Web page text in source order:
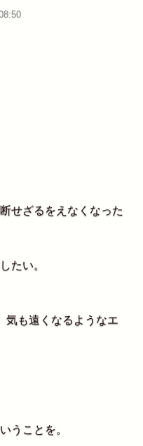
せざるをえなくなった
たい。
も遠くなるようなエ
うことを。